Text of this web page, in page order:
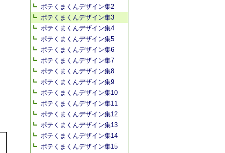
ポテくまくんデザイン集2
ポテくまくんデザイン集3
ポテくまくんデザイン集4
ポテくまくんデザイン集5
ポテくまくんデザイン集6
ポテくまくんデザイン集7
ポテくまくんデザイン集8
ポテくまくんデザイン集9
ポテくまくんデザイン集10
ポテくまくんデザイン集11
ポテくまくんデザイン集12
ポテくまくんデザイン集13
ポテくまくんデザイン集14
ポテくまくんデザイン集15